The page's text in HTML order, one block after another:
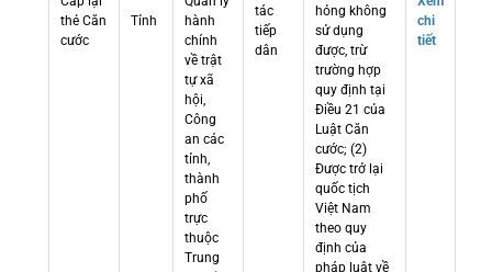
thẻ Căn
cước
Tỉnh
hành
chính
về trật
tự xã
hội,
Công
an các
tỉnh,
thành
phố
trực
thuộc
Trung
tác
tiếp
dân
hỏng không
sử dụng
được, trừ
trường hợp
quy định tại
Điều 21 của
Luật Căn
cước; (2)
Được trở lại
quốc tịch
Việt Nam
theo quy
định của
pháp luật về
chi
tiết